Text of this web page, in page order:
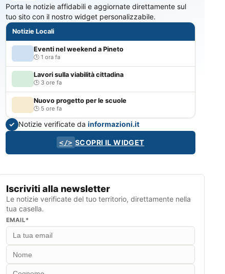
Porta le notizie affidabili e aggiornate direttamente sul
tuo sito con il nostro widget personalizzabile.
Notizie Locali
Eventi nel weekend a Pineto
1 ora fa
Lavori sulla viabilità cittadina
3 ore fa
Nuovo progetto per le scuole
5 ore fa
✓ Notizie verificate da informazioni.it
</> SCOPRI IL WIDGET
Iscriviti alla newsletter
Le notizie verificate del tuo territorio, direttamente nella
tua casella.
EMAIL*